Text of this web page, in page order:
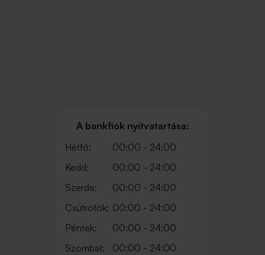
A bankfiók nyitvatartása:
Hétfő:
00:00 - 24:00
Kedd:
00:00 - 24:00
Szerda:
00:00 - 24:00
Csütrötök: 00:00 - 24:00
Péntek:
00:00 - 24:00
Szombat:
00:00 - 24:00